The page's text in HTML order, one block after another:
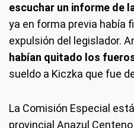
escuchar un informe de
ya en forma previa había
expulsión del legislador.
habían quitado los
sueldo a Kiczka que fue
La Comisión Especial
provincial Anazul